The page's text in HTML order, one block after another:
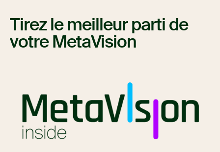
Tirez le meilleur parti de
votre MetaVision